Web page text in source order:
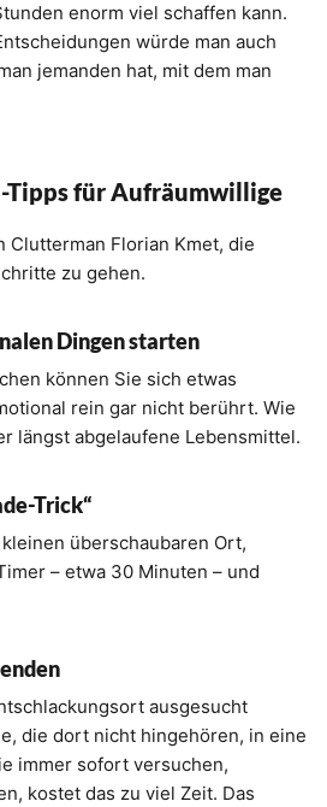
enorm viel schaffen kann.
würde man auch
jemanden hat, mit dem man
Tipps für Aufräumwillige
Clutterman Florian Kmet, die
zu gehen.
Dingen starten
können Sie sich etwas
rein gar nicht berührt. Wie
längst abgelaufene Lebensmittel.
Trick“
überschaubaren Ort,
– etwa 30 Minuten – und
ausgesucht
die dort nicht hingehören, in eine
immer sofort versuchen,
kostet das zu viel Zeit. Das